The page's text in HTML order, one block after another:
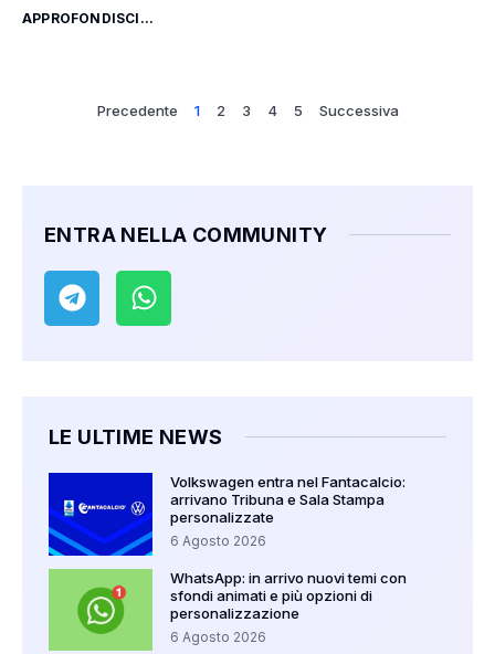
APPROFONDISCI...
Precedente 1 2 3 4 5 Successiva
ENTRA NELLA COMMUNITY
LE ULTIME NEWS
Volkswagen entra nel Fantacalcio:
arrivano Tribuna e Sala Stampa
personalizzate
6 Agosto 2026
WhatsApp: in arrivo nuovi temi con
sfondi animati e più opzioni di
personalizzazione
6 Agosto 2026